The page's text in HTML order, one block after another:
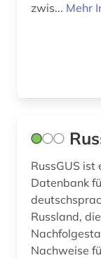
zwis... Mehr
RussGUS
Datenbank
deutschsprachiger Literatur
Russland,
Nachweise